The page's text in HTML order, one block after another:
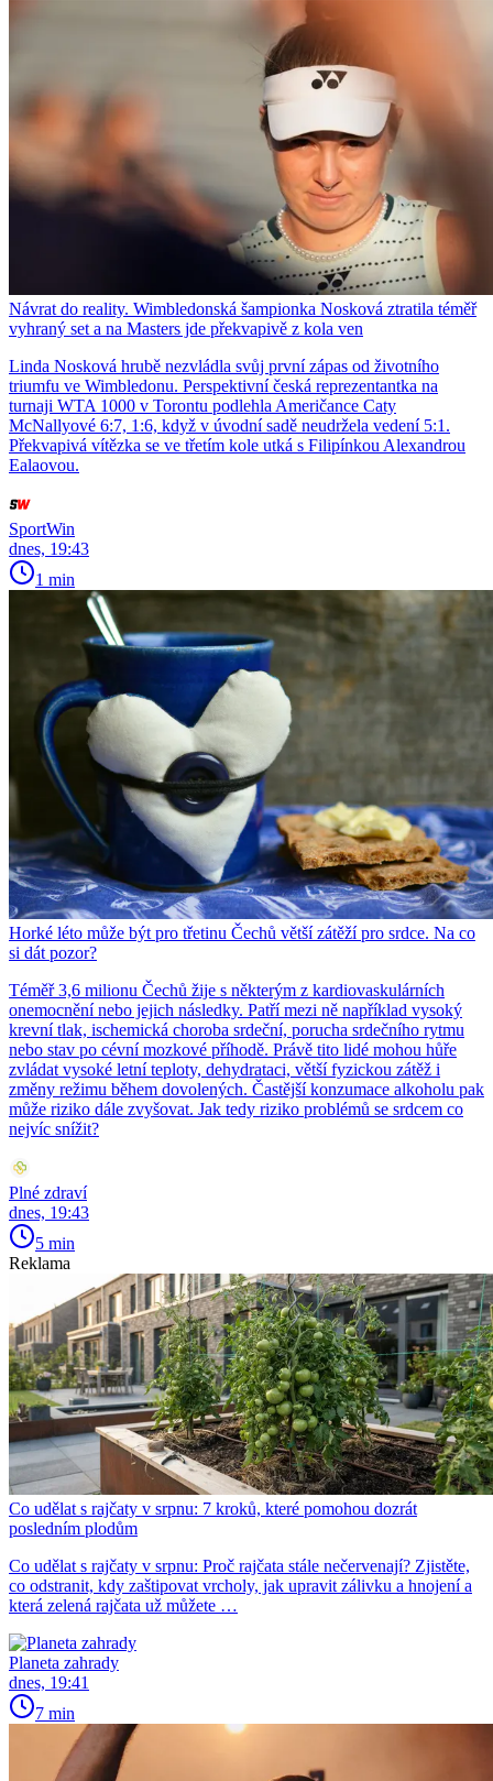
Návrat do reality. Wimbledonská šampionka Nosková ztratila téměř
vyhraný set a na Masters jde překvapivě z kola ven
Linda Nosková hrubě nezvládla svůj první zápas od životního
triumfu ve Wimbledonu. Perspektivní česká reprezentantka na
turnaji WTA 1000 v Torontu podlehla Američance Caty
McNallyové 6:7, 1:6, když v úvodní sadě neudržela vedení 5:1.
Překvapivá vítězka se ve třetím kole utká s Filipínkou Alexandrou
Ealaovou.
SportWin
dnes, 19:43
1 min
Horké léto může být pro třetinu Čechů větší zátěží pro srdce. Na co
si dát pozor?
Téměř 3,6 milionu Čechů žije s některým z kardiovaskulárních
onemocnění nebo jejich následky. Patří mezi ně například vysoký
krevní tlak, ischemická choroba srdeční, porucha srdečního rytmu
nebo stav po cévní mozkové příhodě. Právě tito lidé mohou hůře
zvládat vysoké letní teploty, dehydrataci, větší fyzickou zátěž i
změny režimu během dovolených. Častější konzumace alkoholu pak
může riziko dále zvyšovat. Jak tedy riziko problémů se srdcem co
nejvíc snížit?
Plné zdraví
dnes, 19:43
5 min
Reklama
Co udělat s rajčaty v srpnu: 7 kroků, které pomohou dozrát
posledním plodům
Co udělat s rajčaty v srpnu: Proč rajčata stále nečervenají? Zjistěte,
co odstranit, kdy zaštipovat vrcholy, jak upravit zálivku a hnojení a
která zelená rajčata už můžete …
Planeta zahrady
dnes, 19:41
7 min